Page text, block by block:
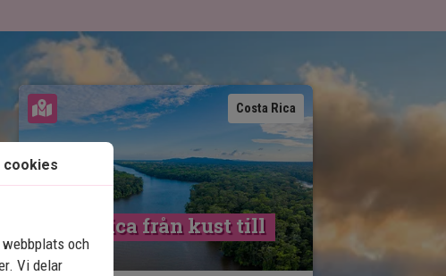
Costa Rica
Se karta
Costa Rica från kust till
kust
cookies
och
Vi delar